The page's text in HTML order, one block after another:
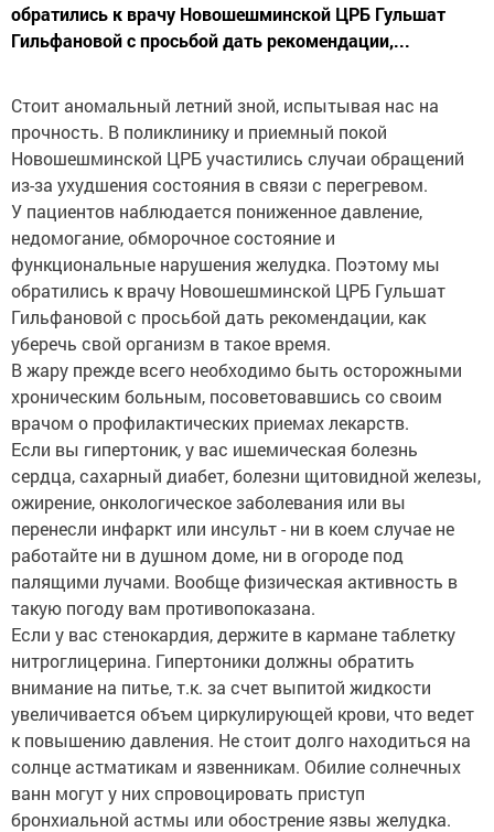
обратились к врачу Новошешминской ЦРБ Гульшат
Гильфановой с просьбой дать рекомендации,...
Стоит аномальный летний зной, испытывая нас на
прочность. В поликлинику и приемный покой
Новошешминской ЦРБ участились случаи обращений
из-за ухудшения состояния в связи с перегревом.
У пациентов наблюдается пониженное давление,
недомогание, обморочное состояние и
функциональные нарушения желудка. Поэтому мы
обратились к врачу Новошешминской ЦРБ Гульшат
Гильфановой с просьбой дать рекомендации, как
уберечь свой организм в такое время.
В жару прежде всего необходимо быть осторожными
хроническим больным, посоветовавшись со своим
врачом о профилактических приемах лекарств.
Если вы гипертоник, у вас ишемическая болезнь
сердца, сахарный диабет, болезни щитовидной железы,
ожирение, онкологическое заболевания или вы
перенесли инфаркт или инсульт - ни в коем случае не
работайте ни в душном доме, ни в огороде под
палящими лучами. Вообще физическая активность в
такую погоду вам противопоказана.
Если у вас стенокардия, держите в кармане таблетку
нитроглицерина. Гипертоники должны обратить
внимание на питье, т.к. за счет выпитой жидкости
увеличивается объем циркулирующей крови, что ведет
к повышению давления. Не стоит долго находиться на
солнце астматикам и язвенникам. Обилие солнечных
ванн могут у них спровоцировать приступ
бронхиальной астмы или обострение язвы желудка.